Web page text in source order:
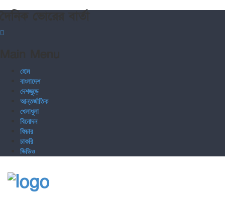
হোম
বাংলাদেশ
দেশজুড়ে
আন্তর্জাতিক
খেলাধুলা
বিনোদন
ফিচার
চাকরি
ভিডিও